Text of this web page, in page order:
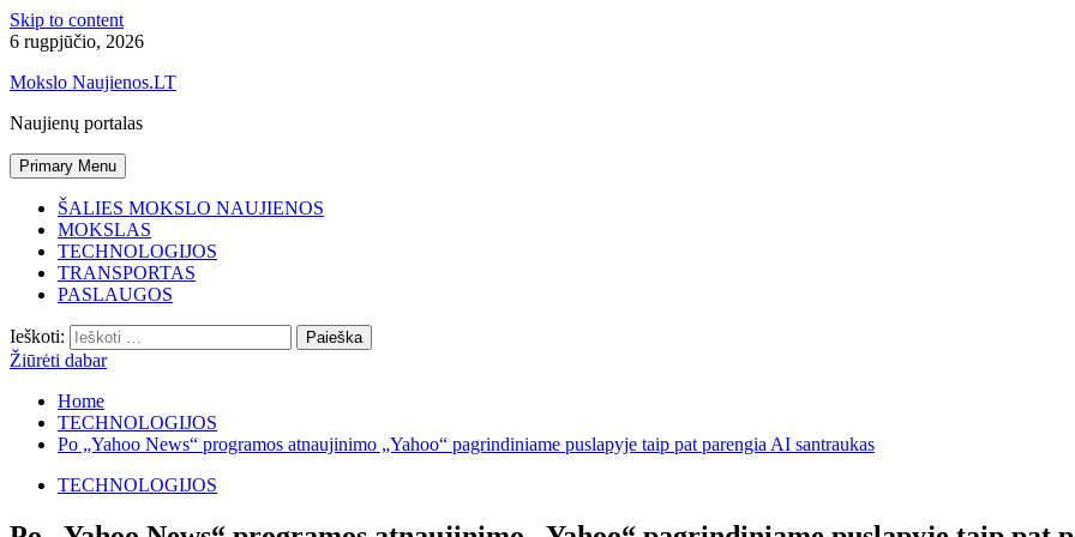
Skip to content
6 rugpjūčio, 2026
Mokslo Naujienos.LT
Naujienų portalas
Primary Menu
ŠALIES MOKSLO NAUJIENOS
MOKSLAS
TECHNOLOGIJOS
TRANSPORTAS
PASLAUGOS
Ieškoti:
Žiūrėti dabar
Home
TECHNOLOGIJOS
Po „Yahoo News“ programos atnaujinimo „Yahoo“ pagrindiniame puslapyje taip pat parengia AI santraukas
TECHNOLOGIJOS